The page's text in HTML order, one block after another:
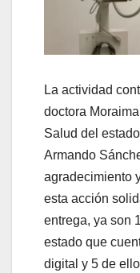
La actividad
doctora
Salud del
Armando
agradecimiento
esta acción
entrega, ya son
estado que
digital y 5 de